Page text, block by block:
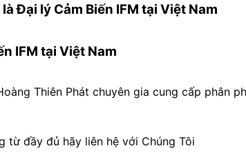
Đại lý Cảm Biến IFM tại Việt Nam
IFM tại Việt Nam
Thiên Phát chuyên gia cung cấp phân
từ đầy đủ hãy liên hệ với Chúng Tôi